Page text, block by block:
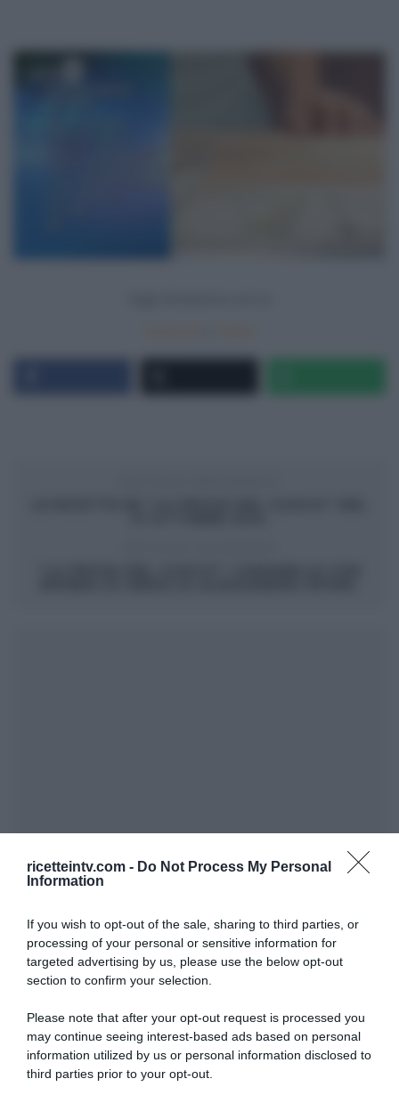
ricetteintv.com - Do Not Process My Personal
Information
If you wish to opt-out of the sale, sharing to third parties, or
processing of your personal or sensitive information for
targeted advertising by us, please use the below opt-out
section to confirm your selection.
Please note that after your opt-out request is processed you
may continue seeing interest-based ads based on personal
information utilized by us or personal information disclosed to
third parties prior to your opt-out.